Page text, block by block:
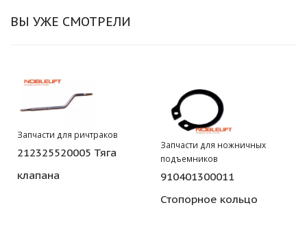
ВЫ УЖЕ СМОТРЕЛИ
Запчасти для ричтраков
212325520005 Тяга
клапана
Запчасти для ножничных
подъемников
910401300011
Стопорное кольцо